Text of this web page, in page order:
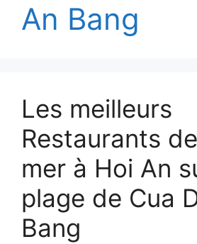
An Bang
Les meilleurs
Restaurants
mer à Hoi An
plage de Cua
Bang